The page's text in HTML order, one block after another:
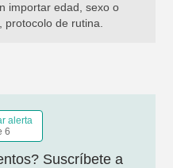
importar edad, sexo o
de rutina.
alerta
6
Suscríbete a